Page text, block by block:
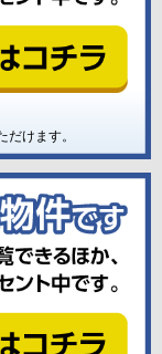
だけます。